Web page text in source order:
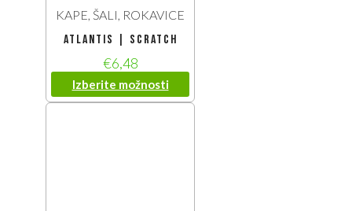
KAPE, ŠALI, ROKAVICE
Atlantis | Scratch
€6,48
Izberite možnosti